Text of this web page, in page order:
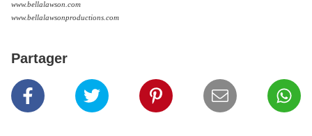
www.bellalawson.com
www.bellalawsonproductions.com
Partager